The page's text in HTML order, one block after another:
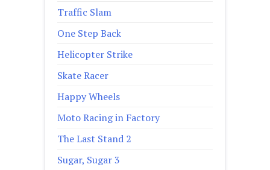
Traffic Slam
One Step Back
Helicopter Strike
Skate Racer
Happy Wheels
Moto Racing in Factory
The Last Stand 2
Sugar, Sugar 3